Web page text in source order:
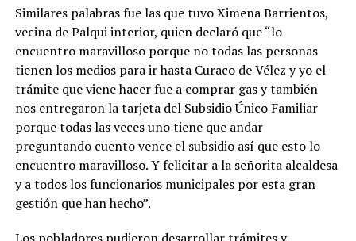
Similares palabras fue las que tuvo Ximena Barrientos,
vecina de Palqui interior, quien declaró que “lo
encuentro maravilloso porque no todas las personas
tienen los medios para ir hasta Curaco de Vélez y yo el
trámite que viene hacer fue a comprar gas y también
nos entregaron la tarjeta del Subsidio Único Familiar
porque todas las veces uno tiene que andar
preguntando cuento vence el subsidio así que esto lo
encuentro maravilloso. Y felicitar a la señorita alcaldesa
y a todos los funcionarios municipales por esta gran
gestión que han hecho”.